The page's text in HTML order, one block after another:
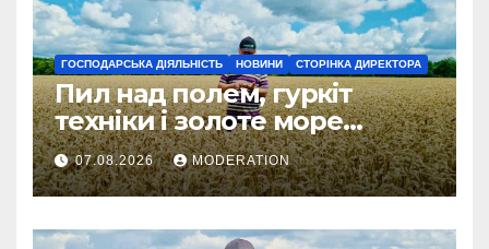
ГОСПОДАРСЬКА ДІЯЛЬНІСТЬ НОВИНИ СТОРІНКА ДИРЕКТОРА
Пил над полем, гуркіт
техніки і золоте море
колосся — так виглядає
справжнє українське літо
07.08.2026 MODERATION